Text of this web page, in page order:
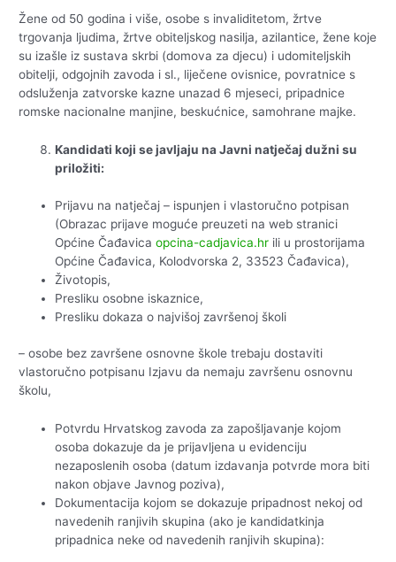
Žene od 50 godina i više, osobe s invaliditetom, žrtve
trgovanja ljudima, žrtve obiteljskog nasilja, azilantice, žene koje
su izašle iz sustava skrbi (domova za djecu) i udomiteljskih
obitelji, odgojnih zavoda i sl., liječene ovisnice, povratnice s
odsluženja zatvorske kazne unazad 6 mjeseci, pripadnice
romske nacionalne manjine, beskućnice, samohrane majke.
Kandidati koji se javljaju na Javni natječaj dužni su
priložiti:
Prijavu na natječaj – ispunjen i vlastoručno potpisan
(Obrazac prijave moguće preuzeti na web stranici
Općine Čađavicaopcina-cadjavica.hr ili u prostorijama
Općine Čađavica, Kolodvorska 2, 33523 Čađavica),
Životopis,
Presliku osobne iskaznice,
Presliku dokaza o najvišoj završenoj školi
– osobe bez završene osnovne škole trebaju dostaviti
vlastoručno potpisanu Izjavu da nemaju završenu osnovnu
školu,
Potvrdu Hrvatskog zavoda za zapošljavanje kojom
osoba dokazuje da je prijavljena u evidenciju
nezaposlenih osoba (datum izdavanja potvrde mora biti
nakon objave Javnog poziva),
Dokumentacija kojom se dokazuje pripadnost nekoj od
navedenih ranjivih skupina (ako je kandidatkinja
pripadnica neke od navedenih ranjivih skupina):